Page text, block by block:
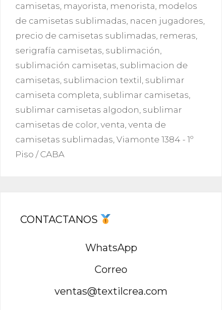
camisetas mayorista menorista modelos
de camisetas sublimadas nacen jugadores
precio de camisetas sublimadas remeras
serigrafía camisetas sublimación
sublimación camisetas sublimacion de
camisetas sublimacion textil sublimar
camiseta completa sublimar camisetas
sublimar camisetas algodon sublimar
camisetas de color venta venta de
camisetas sublimadas Viamonte 1384 - 1º
Piso / CABA
CONTACTANOS
WhatsApp
Correo
ventas@textilcrea.com